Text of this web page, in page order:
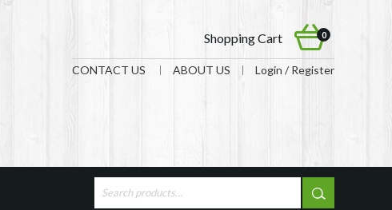
0
Shopping Cart
CONTACT US ABOUT US Login / Register